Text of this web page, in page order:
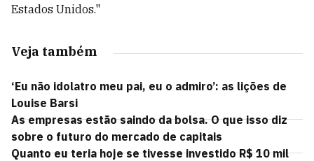
Estados Unidos."
Veja também
‘Eu não idolatro meu pai, eu o admiro’: as lições de
Louise Barsi
As empresas estão saindo da bolsa. O que isso diz
sobre o futuro do mercado de capitais
Quanto eu teria hoje se tivesse investido R$ 10 mil